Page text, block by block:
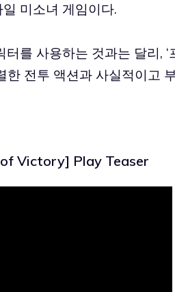
일 미소녀 게임이다.
를 사용하는 것과는 달리, ‘
한 전투 액션과 사실적이고
of Victory] Play Teaser